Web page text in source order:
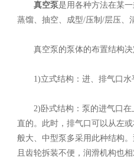
真空泵是用各种方法在某
蒸馏、抽空、成型/压制/层压、
真空泵的泵体的布置结构决
1)立式结构：进、排气口水平
2)卧式结构：泵的进气口在
直的。此时，排气口可以从左
般大、中型泵多采用此种结构
且齿轮拆装不便，润滑机构也相